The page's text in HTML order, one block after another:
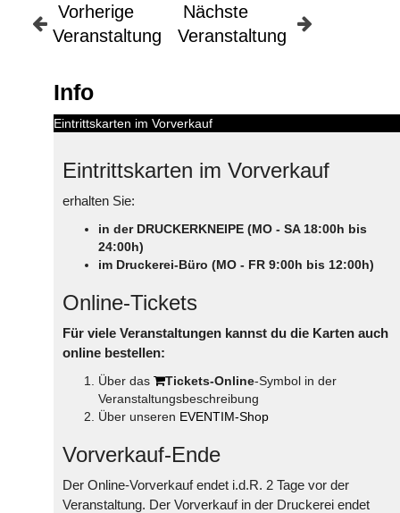
Vorherige
Veranstaltung
Nächste
Veranstaltung
Info
Eintrittskarten im Vorverkauf
Eintrittskarten im Vorverkauf
erhalten Sie:
in der DRUCKERKNEIPE (MO - SA 18:00h bis
24:00h)
im Druckerei-Büro (MO - FR 9:00h bis 12:00h)
Online-Tickets
Für viele Veranstaltungen kannst du die Karten auch
online bestellen:
Über das Tickets-Online-Symbol in der
Veranstaltungsbeschreibung
Über unseren EVENTIM-Shop
Vorverkauf-Ende
Der Online-Vorverkauf endet i.d.R. 2 Tage vor der
Veranstaltung. Der Vorverkauf in der Druckerei endet